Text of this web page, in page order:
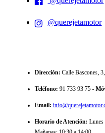
@querejetamotor
Dirección: Calle Bascones,
Teléfono: 91 733 93 75 -
Email:
Horario de Atención: Lunes